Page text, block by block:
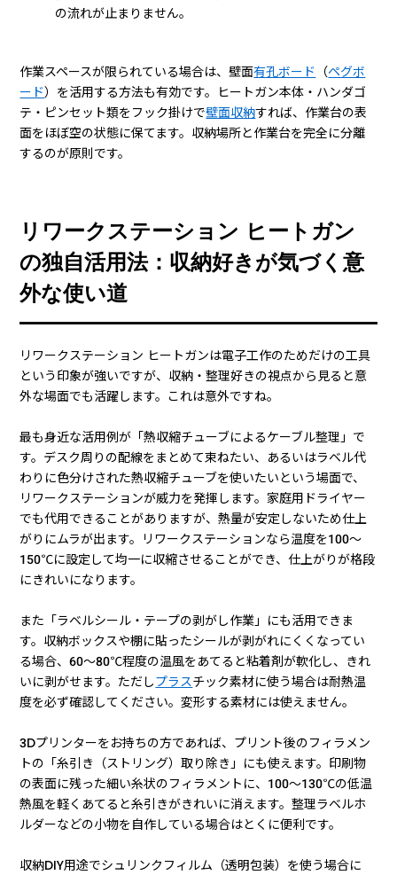
の流れが止まりません。
作業スペースが限られている場合は、壁面有孔ボード （ペグボ
ード）を活用する方法も有効です。ヒートガン本体・ハンダゴ
テ・ピンセット類をフック掛けで壁面収納すれば、作業台の表
面をほぼ空の状態に保てます。収納場所と作業台を完全に分離
するのが原則です。
リワークステーション ヒートガン
の独自活用法：収納好きが気づく意
外な使い道
リワークステーション ヒートガンは電子工作のためだけの工具
という印象が強いですが、収納・整理好きの視点から見ると意
外な場面でも活躍します。これは意外ですね。
最も身近な活用例が「熱収縮チューブによるケーブル整理」で
す。デスク周りの配線をまとめて束ねたい、あるいはラベル代
わりに色分けされた熱収縮チューブを使いたいという場面で、
リワークステーションが威力を発揮します。家庭用ドライヤー
でも代用できることがありますが、熱量が安定しないため仕上
がりにムラが出ます。リワークステーションなら温度を100〜
150℃に設定して均一に収縮させることができ、仕上がりが格段
にきれいになります。
また「ラベルシール・テープの剥がし作業」にも活用できま
す。収納ボックスや棚に貼ったシールが剥がれにくくなってい
る場合、60〜80℃程度の温風をあてると粘着剤が軟化し、きれ
いに剥がせます。ただしプラスチック素材に使う場合は耐熱温
度を必ず確認してください。変形する素材には使えません。
3Dプリンターをお持ちの方であれば、プリント後のフィラメン
トの「糸引き（ストリング）取り除き」にも使えます。印刷物
の表面に残った細い糸状のフィラメントに、100〜130℃の低温
熱風を軽くあてると糸引きがきれいに消えます。整理ラベルホ
ルダーなどの小物を自作している場合はとくに便利です。
収納DIY用途でシュリンクフィルム（透明包装）を使う場合に